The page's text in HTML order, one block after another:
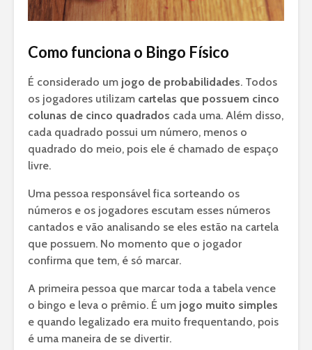
Como funciona o Bingo Físico
É considerado um jogo de probabilidades. Todos
os jogadores utilizam cartelas que possuem cinco
colunas de cinco quadrados cada uma. Além disso,
cada quadrado possui um número, menos o
quadrado do meio, pois ele é chamado de espaço
livre.
Uma pessoa responsável fica sorteando os
números e os jogadores escutam esses números
cantados e vão analisando se eles estão na cartela
que possuem. No momento que o jogador
confirma que tem, é só marcar.
A primeira pessoa que marcar toda a tabela vence
o bingo e leva o prêmio. É um jogo muito simples
e quando legalizado era muito frequentando, pois
é uma maneira de se divertir.